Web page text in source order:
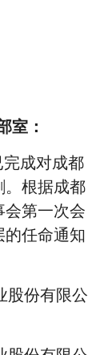
室：
完成对成都
。根据成都
会第一次会
的任命通知
股份有限公